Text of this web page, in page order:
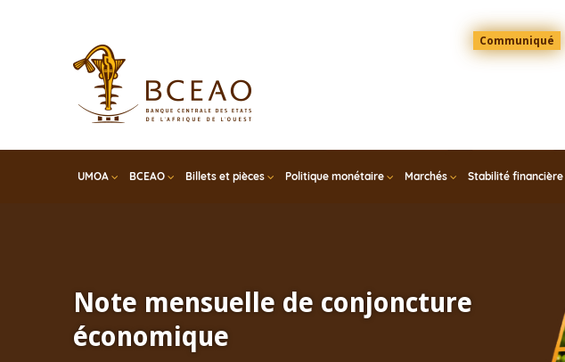
Menu
Top
Communiqué
UMOA BCEAO Billets et pièces Politique monétaire Marchés Stabilité financière
Note mensuelle de conjoncture
économique